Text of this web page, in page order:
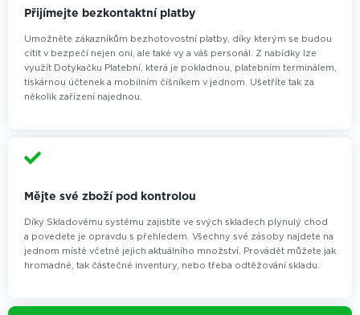
Přijímejte bezkontaktní platby
Umožněte zákazníkům bezhotovostní platby, díky kterým se budou
cítit v bezpečí nejen oni, ale také vy a váš personál. Z nabídky lze
využít Dotykačku Platební, která je pokladnou, platebním terminálem,
tiskárnou účtenek a mobilním číšníkem v jednom. Ušetříte tak za
několik zařízení najednou.
Mějte své zboží pod kontrolou
Díky Skladovému systému zajistíte ve svých skladech plynulý chod
a povedete je opravdu s přehledem. Všechny své zásoby najdete na
jednom místě včetně jejich aktuálního množství. Provádět můžete jak
hromadné, tak částečné inventury, nebo třeba odtěžování skladu.